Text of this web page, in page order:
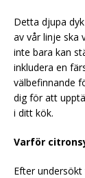
Detta djupa
av vår linje ska
inte bara kan
inkludera en
välbefinnande
dig för att
i ditt kök.
Varför
Efter